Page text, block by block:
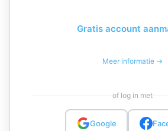
Gratis account
Meer informatie →
of log in met
Google